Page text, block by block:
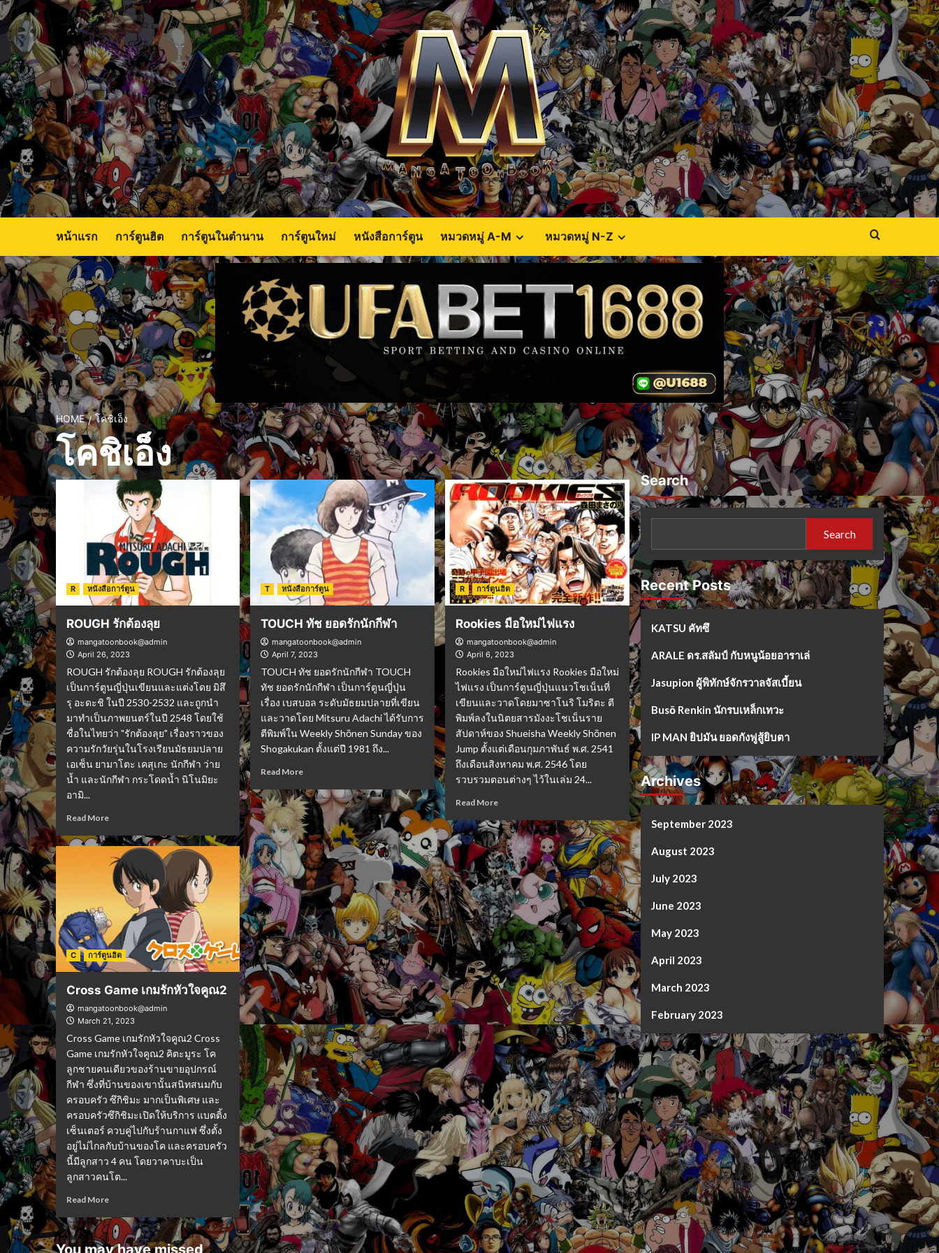
Skip
to
content
หน้าแรก การ์ตูนฮิต การ์ตูนในตำนาน การ์ตูนใหม่ หนังสือการ์ตูน หมวดหมู่ A-M หมวดหมู่ N-Z
HOME โคชิเอ็ง
โคชิเอ็ง
R หนังสือการ์ตูน
ROUGH รักต้องลุย
mangatoonbook@admin
April 26, 2023
ROUGH รักต้องลุย ROUGH รักต้องลุย
เป็นการ์ตูนญี่ปุ่นเขียนและแต่งโดย มิสึ
รุ อะดะชิ ในปี 2530-2532 และถูกนำ
มาทำเป็นภาพยนตร์ในปี 2548 โดยใช้
ชื่อในไทยว่า "รักต้องลุย" เรื่องราวของ
ความรักวัยรุ่นในโรงเรียนมัธยมปลาย
เอเซ็น ยามาโตะ เคสุเกะ นักกีฬา ว่าย
น้ำ และนักกีฬา กระโดดน้ำ นิโนมิยะ
อามิ...
Read More
T หนังสือการ์ตูน
TOUCH ทัช ยอดรักนักกีฬา
mangatoonbook@admin
April 7, 2023
TOUCH ทัช ยอดรักนักกีฬา TOUCH
ทัช ยอดรักนักกีฬา เป็นการ์ตูนญี่ปุ่น
เรื่อง เบสบอล ระดับมัธยมปลายที่เขียน
และวาดโดย Mitsuru Adachi ได้รับการ
ตีพิมพ์ใน Weekly Shōnen Sunday ของ
Shogakukan ตั้งแต่ปี 1981 ถึง...
Read More
R การ์ตูนฮิต
Rookies มือใหม่ไฟแรง
mangatoonbook@admin
April 6, 2023
Rookies มือใหม่ไฟแรง Rookies มือใหม่
ไฟแรง เป็นการ์ตูนญี่ปุ่นแนวโชเน็นที่
เขียนและวาดโดยมาซาโนริ โมริตะ ตี
พิมพ์ลงในนิตยสารมังงะโชเน็นราย
สัปดาห์ของ Shueisha Weekly Shōnen
Jump ตั้งแต่เดือนกุมภาพันธ์ พ.ศ. 2541
ถึงเดือนสิงหาคม พ.ศ. 2546 โดย
รวบรวมตอนต่างๆ ไว้ในเล่ม 24...
Read More
C การ์ตูนฮิต
Cross Game เกมรักหัวใจคูณ2
mangatoonbook@admin
March 21, 2023
Cross Game เกมรักหัวใจคูณ2 Cross
Game เกมรักหัวใจคูณ2 คิตะมูระ โค
ลูกชายคนเดียวของร้านขายอุปกรณ์
กีฬา ซึ่งที่บ้านของเขานั้นสนิทสนมกับ
ครอบครัว ซึกิชิมะ มากเป็นพิเศษ และ
ครอบครัวซึกิชิมะเปิดให้บริการ แบตติ้ง
เซ็นเตอร์ ควบคู่ไปกับร้านกาแฟ ซึ่งตั้ง
อยู่ไม่ไกลกับบ้านของโค และครอบครัว
นี้มีลูกสาว 4 คน โดยวาคาบะเป็น
ลูกสาวคนโต...
Read More
Search
Search
Recent Posts
KATSU คัทซึ
ARALE ดร.สลัมป์ กับหนูน้อยอาราเล่
Jasupion ผู้พิทักษ์จักรวาลจัสเบี้ยน
Busō Renkin นักรบเหล็กเทวะ
IP MAN ยิปมัน ยอดกังฟูสู้ยิบตา
Archives
September 2023
August 2023
July 2023
June 2023
May 2023
April 2023
March 2023
February 2023
You may have missed